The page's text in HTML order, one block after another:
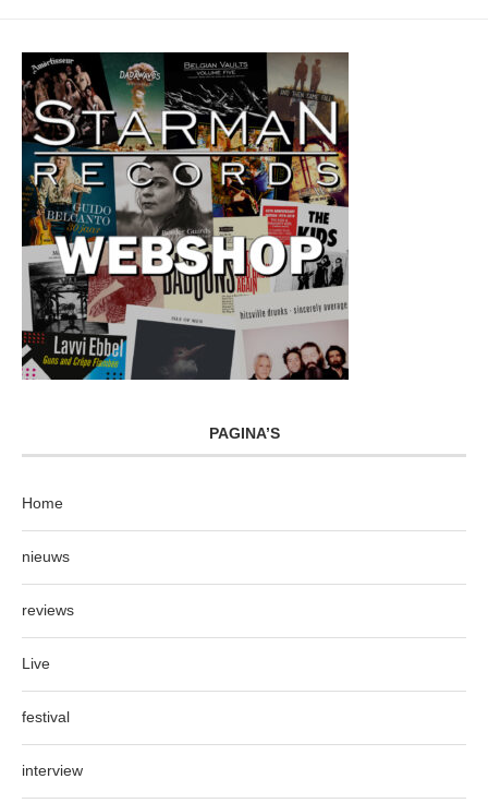
PAGINA’S
Home
nieuws
reviews
Live
festival
interview